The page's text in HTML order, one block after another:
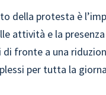
della protesta è
attività e la
fronte a una
per tutta la